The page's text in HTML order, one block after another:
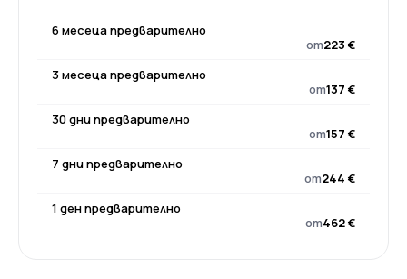
6 месеца предварително
от223 €
3 месеца предварително
от137 €
30 дни предварително
от157 €
7 дни предварително
от244 €
1 ден предварително
от462 €